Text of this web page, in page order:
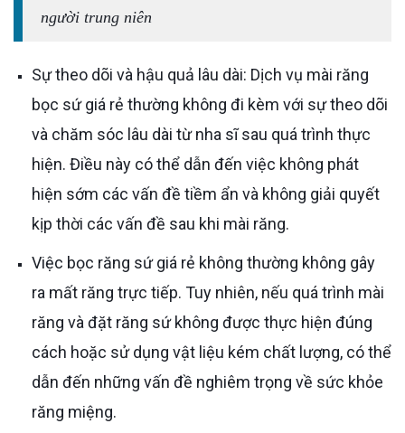
người trung niên
Sự theo dõi và hậu quả lâu dài: Dịch vụ mài răng
bọc sứ giá rẻ thường không đi kèm với sự theo dõi
và chăm sóc lâu dài từ nha sĩ sau quá trình thực
hiện. Điều này có thể dẫn đến việc không phát
hiện sớm các vấn đề tiềm ẩn và không giải quyết
kịp thời các vấn đề sau khi mài răng.
Việc bọc răng sứ giá rẻ không thường không gây
ra mất răng trực tiếp. Tuy nhiên, nếu quá trình mài
răng và đặt răng sứ không được thực hiện đúng
cách hoặc sử dụng vật liệu kém chất lượng, có thể
dẫn đến những vấn đề nghiêm trọng về sức khỏe
răng miệng.